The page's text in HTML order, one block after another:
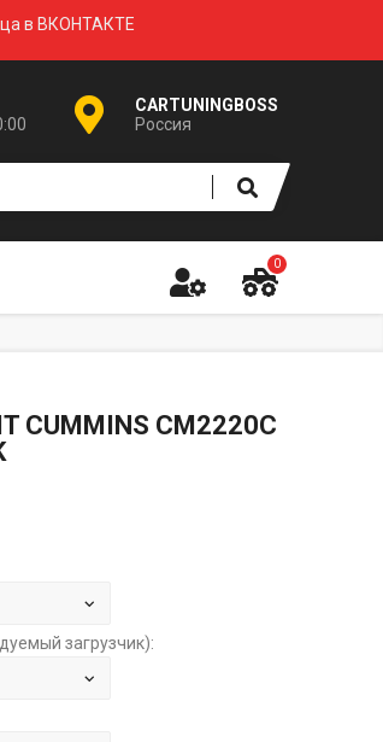
в ВКОНТАКТЕ
CARTUNINGBOSS
Россия
0
CUMMINS CM2220C
загрузчик):